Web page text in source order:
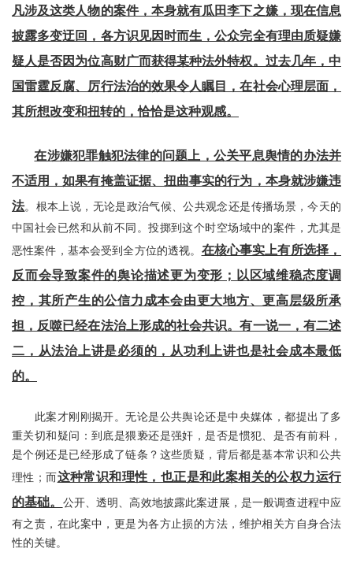
凡涉及这类人物的案件，本身就有瓜田李下之嫌，现在信息
披露多变迂回，各方识见因时而生，公众完全有理由质疑嫌
疑人是否因为位高财广而获得某种法外特权。过去几年，中
国雷霆反腐、厉行法治的效果令人瞩目，在社会心理层面，
其所想改变和扭转的，恰恰是这种观感。
在涉嫌犯罪触犯法律的问题上，公关平息舆情的办法并
不适用，如果有掩盖证据、扭曲事实的行为，本身就涉嫌违
法。根本上说，无论是政治气候、公共观念还是传播场景，今天的
中国社会已然和从前不同。投掷到这个时空场域中的案件，尤其是
恶性案件，基本会受到全方位的透视。 在核心事实上有所选择，
反而会导致案件的舆论描述更为变形；以区域维稳态度调
控，其所产生的公信力成本会由更大地方、更高层级所承
担，反噬已经在法治上形成的社会共识。有一说一，有二述
二，从法治上讲是必须的，从功利上讲也是社会成本最低
的。
此案才刚刚揭开。无论是公共舆论还是中央媒体，都提出了多
重关切和疑问：到底是猥亵还是强奸，是否是惯犯、是否有前科，
是个例还是已经形成了链条？这些质疑，背后都是基本常识和公共
理性；而这种常识和理性，也正是和此案相关的公权力运行
的基础。
公开、透明、高效地披露此案进展，是一般调查进程中应
有之责，在此案中，更是为各方止损的方法，维护相关方自身合法
性的关键。